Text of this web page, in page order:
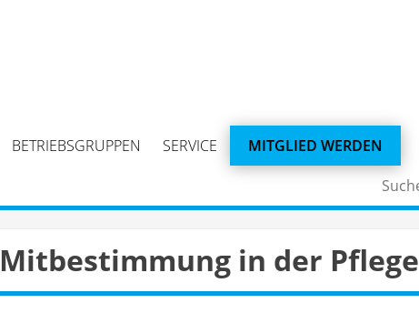
BETRIEBSGRUPPEN SERVICE
MITGLIED WERDEN
in der Pflege